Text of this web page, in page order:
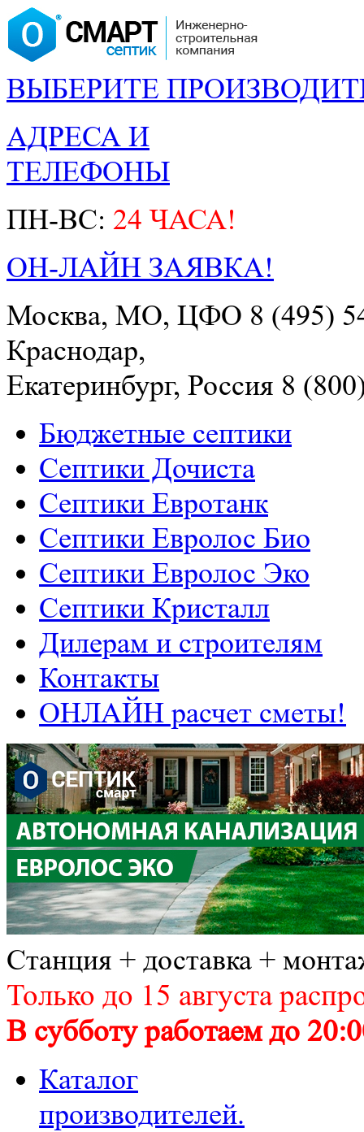
ВЫБЕРИТЕ
АДРЕСА И
ТЕЛЕФОНЫ
ПН-ВС: 24 ЧАСА!
ОН-ЛАЙН ЗАЯВКА!
Москва, МО, ЦФО 8 (495)
Краснодар,
Екатеринбург, Россия 8
Бюджетные септики
Септики Дочиста
Септики Евротанк
Септики Евролос Био
Септики Евролос Эко
Септики Кристалл
Дилерам и строителям
Контакты
ОНЛАЙН расчет сметы!
Станция + доставка +
Только до 15 августа
В субботу работаем до
Каталог
производителей.